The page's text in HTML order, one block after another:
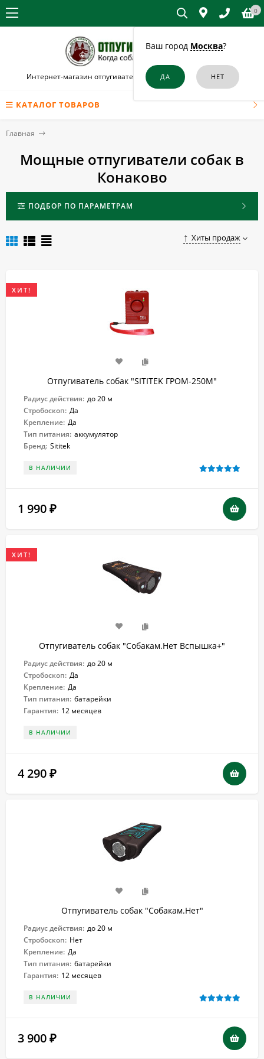
Ваш город Москва?
0
Интернет-магазин отпугивателей собак и кошек в Конаково
КАТАЛОГ ТОВАРОВ
Главная
Мощные отпугиватели собак в
Конаково
ПОДБОР ПО ПАРАМЕТРАМ
Хиты продаж
ХИТ!
Отпугиватель собак "SITITEK ГРОМ-250М"
Радиус действия: до 20 м
Стробоскоп: Да
Крепление: Да
Тип питания: аккумулятор
Бренд: Sititek
В НАЛИЧИИ
1 990 ₽
ХИТ!
Отпугиватель собак "Собакам.Нет Вспышка+"
Радиус действия: до 20 м
Стробоскоп: Да
Крепление: Да
Тип питания: батарейки
Гарантия: 12 месяцев
В НАЛИЧИИ
4 290 ₽
Отпугиватель собак "Собакам.Нет"
Радиус действия: до 20 м
Стробоскоп: Нет
Крепление: Да
Тип питания: батарейки
Гарантия: 12 месяцев
В НАЛИЧИИ
3 900 ₽